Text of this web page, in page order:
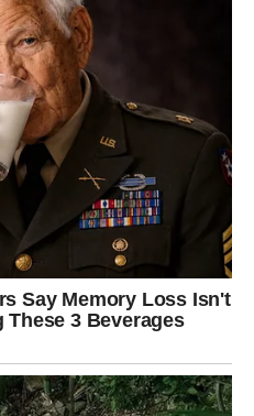
razgovor i pokušava
kuca na vrata
ljubavni trenuci.
ćete mnogo razmišljati o
nikada nije uspjela